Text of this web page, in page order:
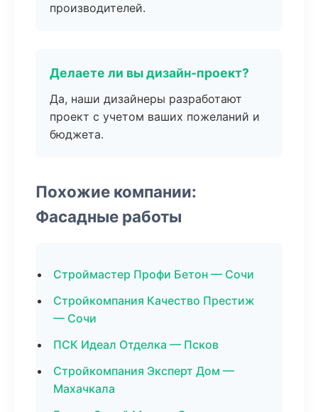
производителей.
Делаете ли вы дизайн-проект?
Да, наши дизайнеры разработают
проект с учетом ваших пожеланий и
бюджета.
Похожие компании:
Фасадные работы
Строймастер Профи Бетон — Сочи
Стройкомпания Качество Престиж
— Сочи
ПСК Идеал Отделка — Псков
Стройкомпания Эксперт Дом —
Махачкала